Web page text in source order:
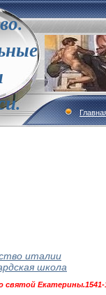
италии
школа
святой Екатерины.1541-